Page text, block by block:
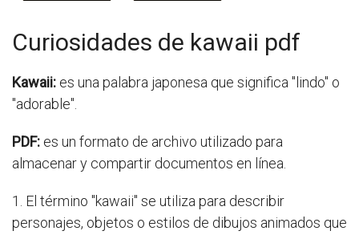
Curiosidades de kawaii pdf
Kawaii: es una palabra japonesa que significa "lindo" o
"adorable".
PDF: es un formato de archivo utilizado para
almacenar y compartir documentos en línea.
1. El término "kawaii" se utiliza para describir
personajes, objetos o estilos de dibujos animados que